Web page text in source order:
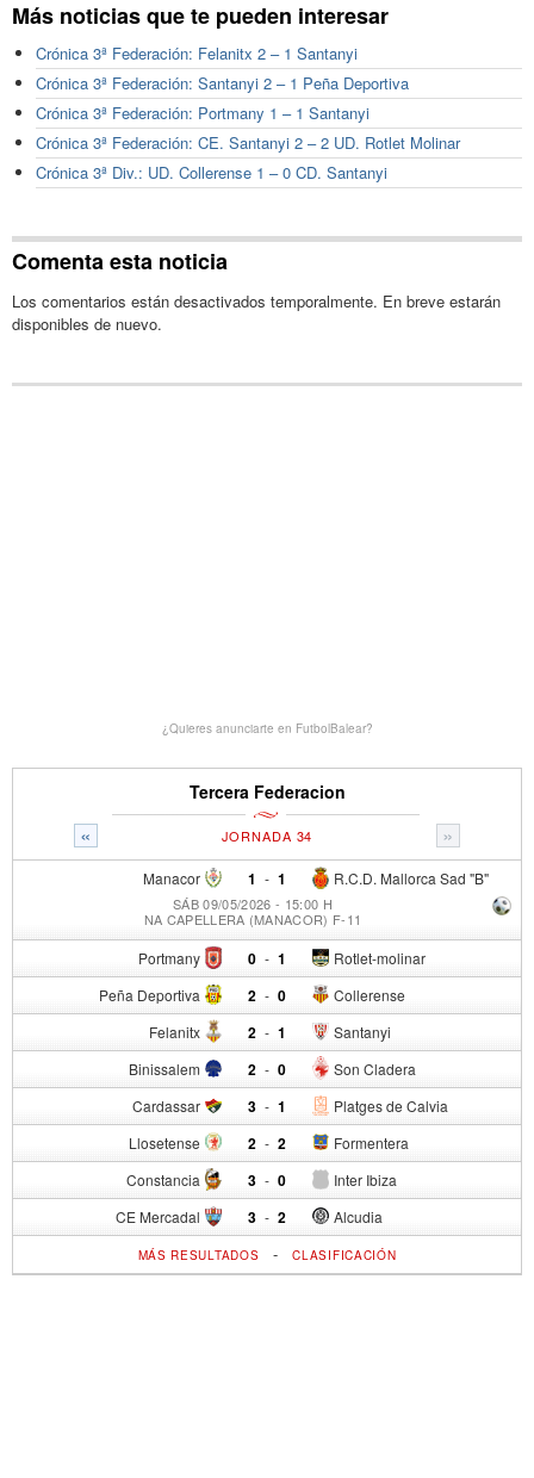
Más noticias que te pueden interesar
Crónica 3ª Federación: Felanitx 2 – 1 Santanyi
Crónica 3ª Federación: Santanyi 2 – 1 Peña Deportiva
Crónica 3ª Federación: Portmany 1 – 1 Santanyi
Crónica 3ª Federación: CE. Santanyi 2 – 2 UD. Rotlet Molinar
Crónica 3ª Div.: UD. Collerense 1 – 0 CD. Santanyi
Comenta esta noticia
Los comentarios están desactivados temporalmente. En breve estarán
disponibles de nuevo.
¿Quieres anunciarte en FutbolBalear?
Tercera Federacion
« »
JORNADA 34
Manacor 1 - R.C.D. Mallorca Sad "B"
1
SÁB 09/05/2026 - 15:00 H
NA CAPELLERA (MANACOR) F-11
Portmany 0 - Rotlet-molinar
1
Peña Deportiva 2 - Collerense
0
Felanitx 2 - Santanyi
1
Binissalem 2 - Son Cladera
0
Cardassar 3 - Platges de Calvia
1
Llosetense 2 - Formentera
2
Constancia 3 - Inter Ibiza
0
CE Mercadal 3 - Alcudia
2
MÁS RESULTADOS -CLASIFICACIÓN